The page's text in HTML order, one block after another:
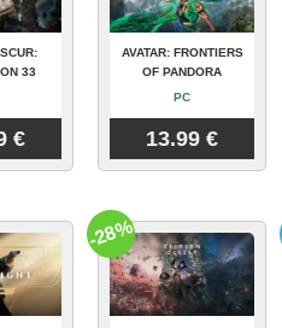
33
€
AVATAR: FRONTIERS
OF PANDORA
PC
13.99 €
-28%